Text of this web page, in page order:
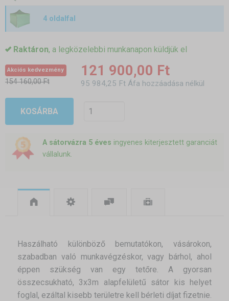
4 oldalfal
Raktáron, a legközelebbi munkanapon küldjük el
Akciós kedvezmény
154 160,00 Ft
121 900,00 Ft
95 984,25 Ft Áfa hozzáadása nélkül
KOSÁRBA
A sátorvázra 5 éves ingyenes kiterjesztett garanciát
vállalunk.
Haszálható különböző bemutatókon, vásárokon,
szabadban való munkavégzéskor, vagy bárhol, ahol
éppen szükség van egy tetőre. A gyorsan
összecsukható, 3x3m alapfelületű sátor kis helyet
foglal, ezáltal kisebb területre kell bérleti díjat fizetnie.